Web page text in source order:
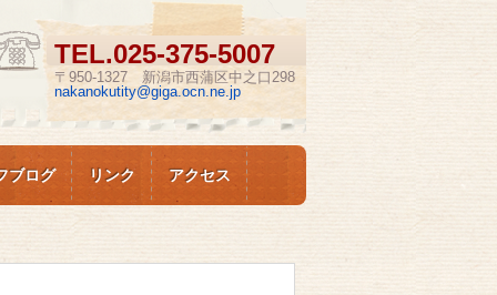
TEL.025-375-5007
〒950-1327 新潟市西蒲区中之口298
nakanokutity@giga.ocn.ne.jp
ブログ リンク アクセス